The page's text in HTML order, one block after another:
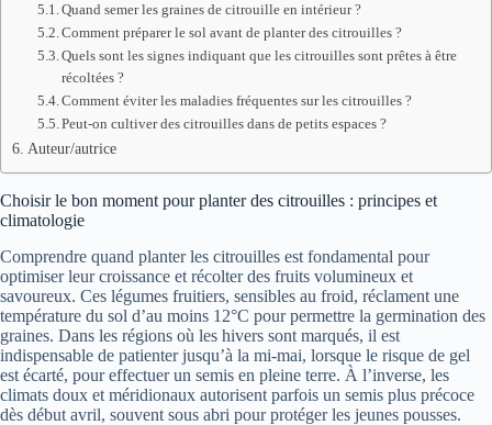
Quand semer les graines de citrouille en intérieur ?
Comment préparer le sol avant de planter des citrouilles ?
Quels sont les signes indiquant que les citrouilles sont prêtes à être
récoltées ?
Comment éviter les maladies fréquentes sur les citrouilles ?
Peut-on cultiver des citrouilles dans de petits espaces ?
Auteur/autrice
Choisir le bon moment pour planter des citrouilles : principes et
climatologie
Comprendre quand planter les citrouilles est fondamental pour
optimiser leur croissance et récolter des fruits volumineux et
savoureux. Ces légumes fruitiers, sensibles au froid, réclament une
température du sol d’au moins 12°C pour permettre la germination des
graines. Dans les régions où les hivers sont marqués, il est
indispensable de patienter jusqu’à la mi-mai, lorsque le risque de gel
est écarté, pour effectuer un semis en pleine terre. À l’inverse, les
climats doux et méridionaux autorisent parfois un semis plus précoce
dès début avril, souvent sous abri pour protéger les jeunes pousses.